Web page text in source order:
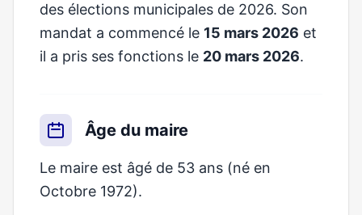
des élections municipales de 2026. Son
mandat a commencé le 15 mars 2026 et
il a pris ses fonctions le 20 mars 2026.
Âge du maire
Le maire est âgé de 53 ans (né en
Octobre 1972).